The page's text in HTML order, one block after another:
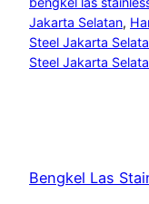
Jakarta Selatan,
Steel Jakarta
Steel Jakarta
Bengkel Las